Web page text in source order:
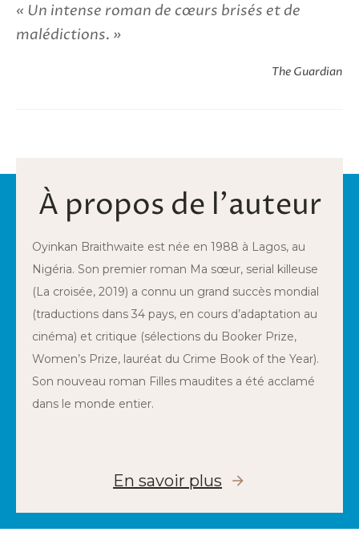
Un intense roman de cœurs brisés et de
malédictions.
The Guardian
À propos de l'auteur
Oyinkan Braithwaite est née en 1988 à Lagos, au
Nigéria. Son premier roman Ma sœur, serial killeuse
(La croisée, 2019) a connu un grand succès mondial
(traductions dans 34 pays, en cours d’adaptation au
cinéma) et critique (sélections du Booker Prize,
Women’s Prize, lauréat du Crime Book of the Year).
Son nouveau roman Filles maudites a été acclamé
dans le monde entier.
En savoir plus